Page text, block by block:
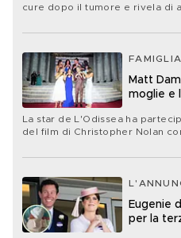
cure dopo il tumore e rivela di
FAMIGLIA
Matt
moglie e
La star de L'Odissea ha
del film di Christopher Nolan
Eugenie
per la